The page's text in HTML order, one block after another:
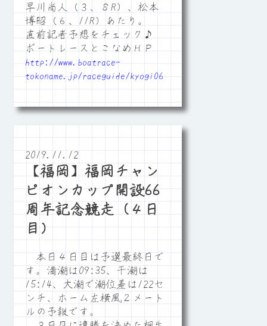
早川尚人（３、８R）、松本
博昭（６、11R）あたり。
直前記者予想をチェック♪
ボートレースとこなめＨＰ
http://www.boatrace-
tokoname.jp/raceguide/kyogi06
2019.11.12
【福岡】福岡チャン
ピオンカップ開設66
周年記念競走（４日
目）
本日４日目は予選最終日で
す。満潮は09:35、干潮は
15:14、大潮で潮位差は122セ
ンチ、ホーム左横風２メート
ルの予報です。